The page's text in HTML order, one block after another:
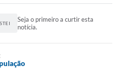
Seja o primeiro a curtir esta
notícia.